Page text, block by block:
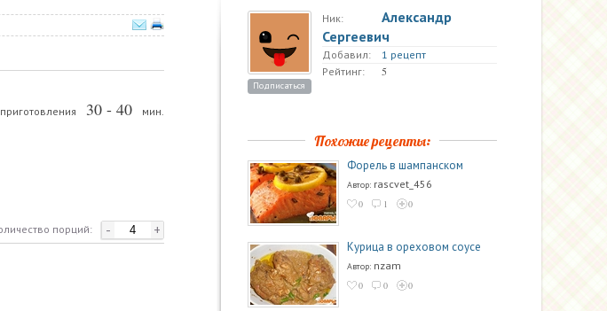
30 - 40 мин.
- +
порций:
Подписаться
Ник:
Александр
Сергеевич
Добавил:
1 рецепт
Рейтинг:
5
Похожие рецепты:
Форель в шампанском
Автор: rascvet_456
0 1 0
Курица в ореховом соусе
Автор: nzam
0 0 0